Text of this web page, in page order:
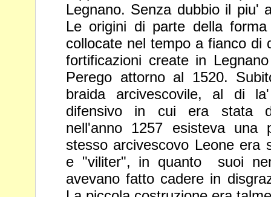
Legnano. Senza dubbio il piu'
Le origini di parte della
collocate nel tempo a fianco di
fortificazioni create in
Perego attorno al 1520.
braida arcivescovile, al di
difensivo in cui era stata
nell'anno 1257 esisteva una
stesso arcivescovo Leone era
e "viliter", in quanto suoi
avevano fatto cadere in